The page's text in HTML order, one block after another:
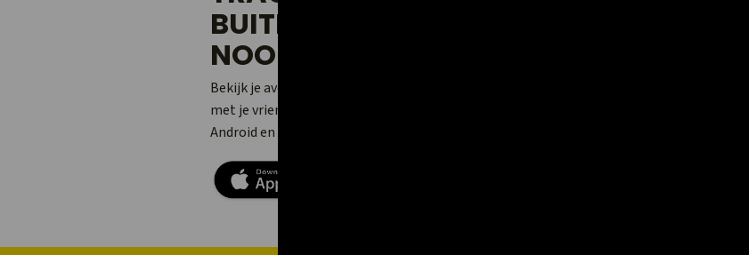
BUITENACTIVITEITEN ALS
NOOIT TEVOREN.
Bekijk je avonturen, voeg je foto's toe en deel de leukste
met je vrienden en familie. Download de Relive app voor
Android en iPhone!